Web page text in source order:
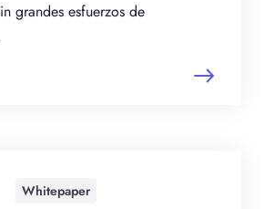
grandes esfuerzos de
Whitepaper